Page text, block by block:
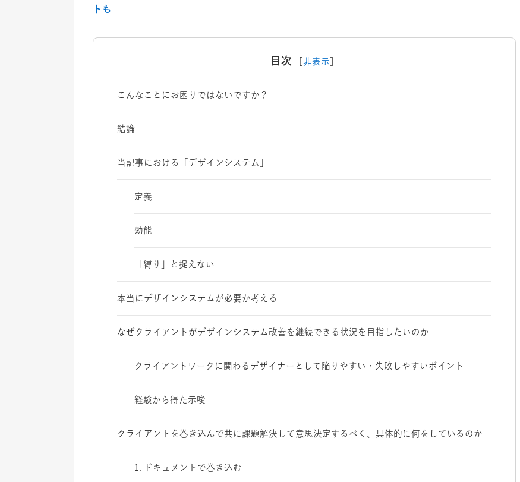
トも
目次 非表示
こんなことにお困りではないですか？
結論
当記事における「デザインシステム」
定義
効能
「縛り」と捉えない
本当にデザインシステムが必要か考える
なぜクライアントがデザインシステム改善を継続できる状況を目指したいのか
クライアントワークに関わるデザイナーとして陥りやすい・失敗しやすいポイント
経験から得た示唆
クライアントを巻き込んで共に課題解決して意思決定するべく、具体的に何をしているのか
1. ドキュメントで巻き込む